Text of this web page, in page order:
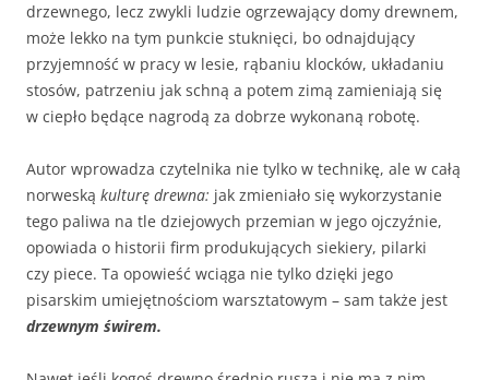
drzewnego, lecz zwykli ludzie ogrzewający domy drewnem,
może lekko na tym punkcie stuknięci, bo odnajdujący
przyjemność w pracy w lesie, rąbaniu klocków, układaniu
stosów, patrzeniu jak schną a potem zimą zamieniają się
w ciepło będące nagrodą za dobrze wykonaną robotę.
Autor wprowadza czytelnika nie tylko w technikę, ale w całą
norweską kulturę drewna: jak zmieniało się wykorzystanie
tego paliwa na tle dziejowych przemian w jego ojczyźnie,
opowiada o historii firm produkujących siekiery, pilarki
czy piece. Ta opowieść wciąga nie tylko dzięki jego
pisarskim umiejętnościom warsztatowym – sam także jest
drzewnym świrem.